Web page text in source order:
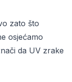
zato što
osjećamo
da UV zrake